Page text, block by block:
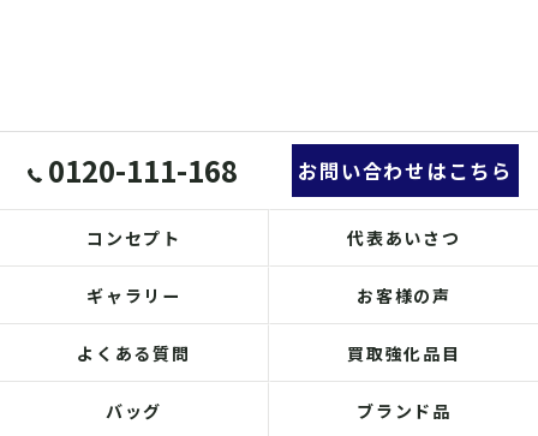
0120-111-168 お問い合わせはこちら
コンセプト 代表あいさつ
ギャラリー お客様の声
よくある質問 買取強化品目
バッグ ブランド品